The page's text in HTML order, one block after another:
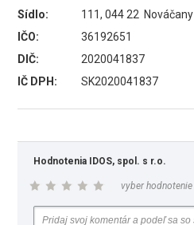
Sídlo:
111, 044 22 Nováčany
IČO:
36192651
DIČ:
2020041837
IČ DPH:
SK2020041837
Hodnotenia IDOS, spol. s r.o.
vyber hodnotenie